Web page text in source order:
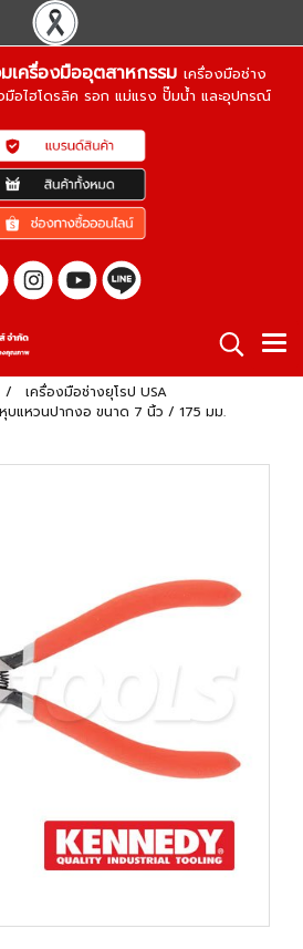
ครื่องมืออุตสาหกรรม เครื่องมือช่าง
มือไฮโดรลิค รอก แม่แรง ปั๊มน้ำ และอุปกรณ์
เครื่องมือช่างยุโรป USA
บแหวนปากงอ ขนาด 7 นิ้ว / 175 มม.